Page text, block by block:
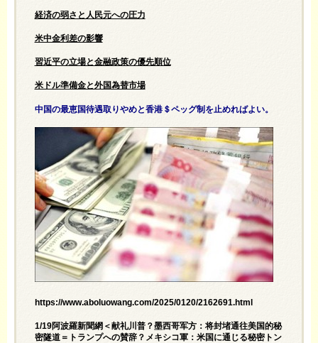
経済の弱さと人民元への圧力
米中金利差の影響
習近平の立場と金融政策の優先順位
米ドル準備金と外国為替市場
中国の最恵国待遇取りやめと香港＄ペッグ制を止めればよい。
https://www.aboluowang.com/2025/0120/2162691.html
1/19阿波羅新聞網＜献礼川普？墨西哥军方：将封堵通往美国的秘
密隧道＝トランプへの賛辞？メキシコ軍：米国に通じる秘密トン